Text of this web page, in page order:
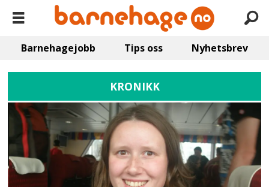
Barnehagejobb Tips oss Nyhetsbrev
KRONIKK